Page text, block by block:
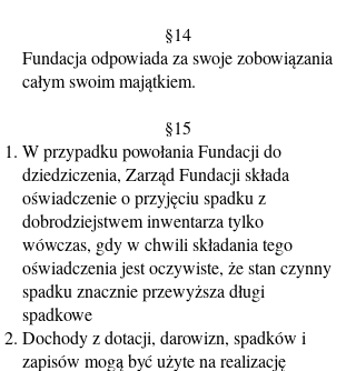
§14
Fundacja odpowiada za swoje zobowiązania
całym swoim majątkiem.
§15
W przypadku powołania Fundacji do
dziedziczenia, Zarząd Fundacji składa
oświadczenie o przyjęciu spadku z
dobrodziejstwem inwentarza tylko
wówczas, gdy w chwili składania tego
oświadczenia jest oczywiste, że stan czynny
spadku znacznie przewyższa długi
spadkowe
Dochody z dotacji, darowizn, spadków i
zapisów mogą być użyte na realizację